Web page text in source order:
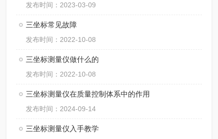
发布时间：2023-03-09
三坐标常见故障
发布时间：2022-10-08
三坐标测量仪做什么的
发布时间：2022-10-08
三坐标测量仪在质量控制体系中的作用
发布时间：2024-09-14
三坐标测量仪入手教学